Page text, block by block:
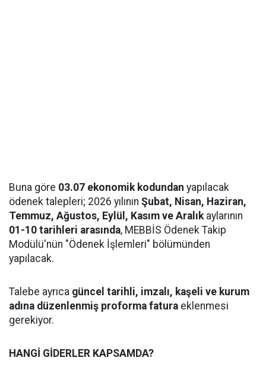
Buna göre 03.07 ekonomik kodundan yapılacak
ödenek talepleri; 2026 yılının Şubat, Nisan, Haziran,
Temmuz, Ağustos, Eylül, Kasım ve Aralıkaylarının
01-10 tarihleri arasında, MEBBİS Ödenek Takip
Modülü'nün "Ödenek İşlemleri" bölümünden
yapılacak.
Talebe ayrıca güncel tarihli, imzalı, kaşeli ve kurum
adına düzenlenmiş proforma fatura eklenmesi
gerekiyor.
HANGİ GİDERLER KAPSAMDA?